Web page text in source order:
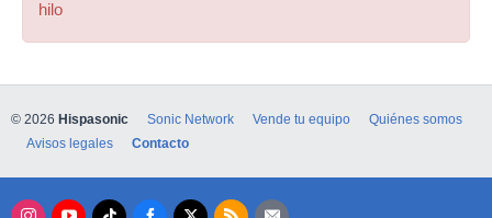
hilo
© 2026 Hispasonic Sonic Network Vende tu equipo
Quiénes somos
Avisos legales
Contacto